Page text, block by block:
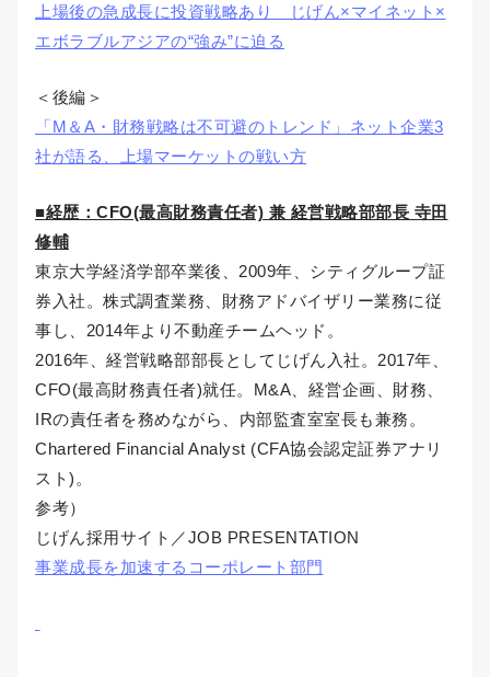
上場後の急成長に投資戦略あり じげん×マイネット×
エボラブルアジアの“強み”に迫る
＜後編＞
「M＆A・財務戦略は不可避のトレンド」ネット企業3
社が語る、上場マーケットの戦い方
■経歴：CFO(最高財務責任者) 兼 経営戦略部部長 寺田
修輔
東京大学経済学部卒業後、2009年、シティグループ証
券入社。株式調査業務、財務アドバイザリー業務に従
事し、2014年より不動産チームヘッド。
2016年、経営戦略部部長としてじげん入社。2017年、
CFO(最高財務責任者)就任。M&A、経営企画、財務、
IRの責任者を務めながら、内部監査室室長も兼務。
Chartered Financial Analyst (CFA協会認定証券アナリ
スト)。
参考）
じげん採用サイト／JOB PRESENTATION
事業成長を加速するコーポレート部門